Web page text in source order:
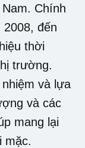
Chính
đến
thời
trường.
và lựa
và các
mang lại
mặc.